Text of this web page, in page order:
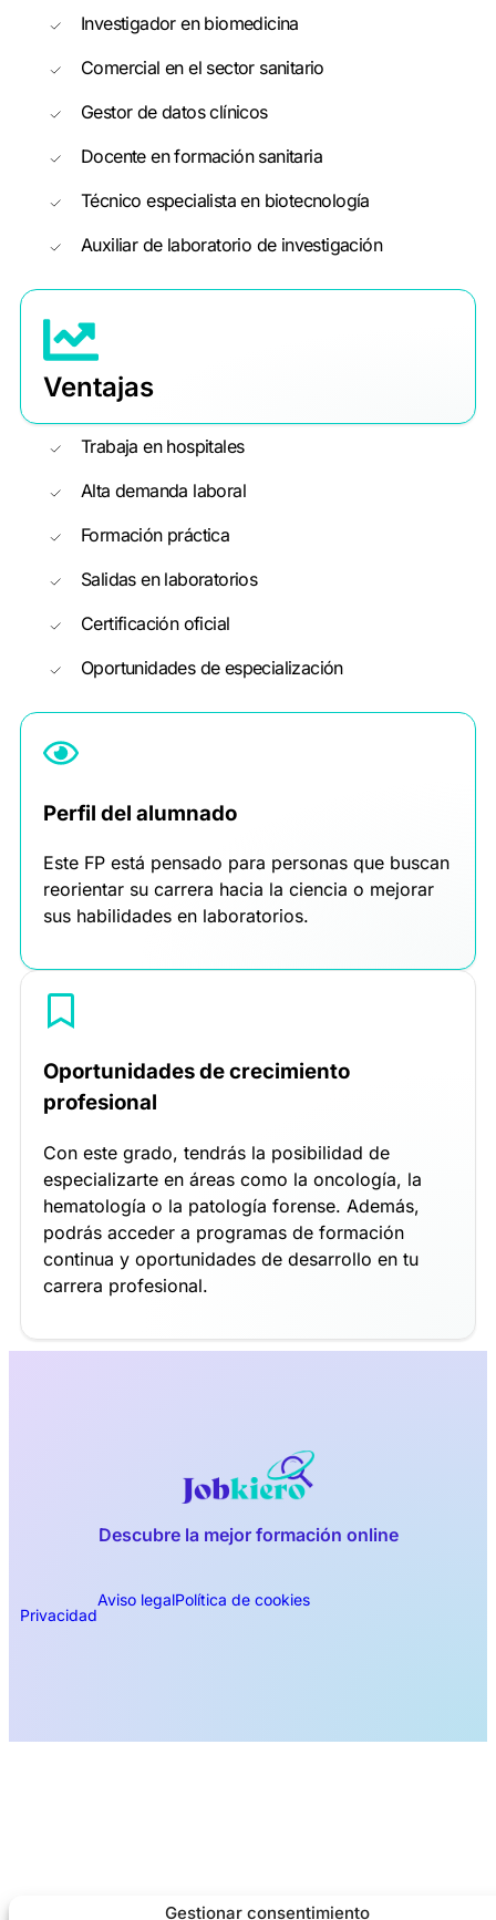
Gestionar consentimiento
Investigador en biomedicina
Comercial en el sector sanitario
Gestor de datos clínicos
Docente en formación sanitaria
Técnico especialista en biotecnología
Auxiliar de laboratorio de investigación
Ventajas
Trabaja en hospitales
Alta demanda laboral
Formación práctica
Salidas en laboratorios
Certificación oficial
Oportunidades de especialización
Perfil del alumnado
Este FP está pensado para personas que buscan
reorientar su carrera hacia la ciencia o mejorar
sus habilidades en laboratorios.
Oportunidades de crecimiento
profesional
Con este grado, tendrás la posibilidad de
especializarte en áreas como la oncología, la
hematología o la patología forense. Además,
podrás acceder a programas de formación
continua y oportunidades de desarrollo en tu
carrera profesional.
Descubre la mejor formación online
Privacidad
Aviso legalPolítica de cookies